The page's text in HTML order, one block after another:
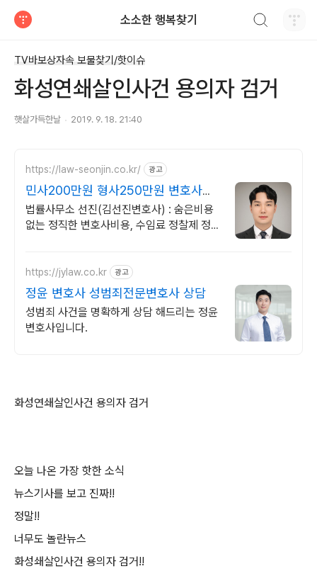
소소한 행복찾기
TV바보상자속 보물찾기/핫이슈
화성연쇄살인사건 용의자 검거
햇살가득한날 2019. 9. 18. 21:40
https://law-seonjin.co.kr/ 광고
민사200만원 형사250만원 변호사선
임비용 수임료 정찰제
법률사무소 선진(김선진변호사) : 숨은비용
없는 정직한 변호사비용, 수임료 정찰제 정직
https://jylaw.co.kr 광고
정윤 변호사 성범죄전문변호사 상담
성범죄 사건을 명확하게 상담 해드리는 정윤
변호사입니다.
화성연쇄살인사건 용의자 검거
오늘 나온 가장 핫한 소식
뉴스기사를 보고 진짜!!
정말!!
너무도 놀란뉴스
화성쇄살인사건 용의자 검거!!